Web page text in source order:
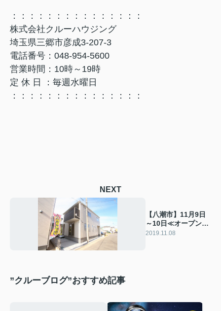
：：：：：：：：：：：：：：：
株式会社クルーハウジング
埼玉県三郷市彦成3-207-3
電話番号：048-954-5600
営業時間：10時～19時
定 休 日 ：毎週水曜日
：：：：：：：：：：：：：：：
NEXT
【八潮市】11月9日
～10日≪オープンハ
ウスはこちら≫
2019.11.08
”クルーブログ”おすすめ記事